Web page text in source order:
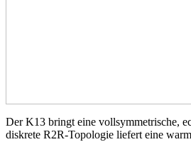
Der K13 bringt eine vollsymmetrische,
diskrete R2R-Topologie liefert eine